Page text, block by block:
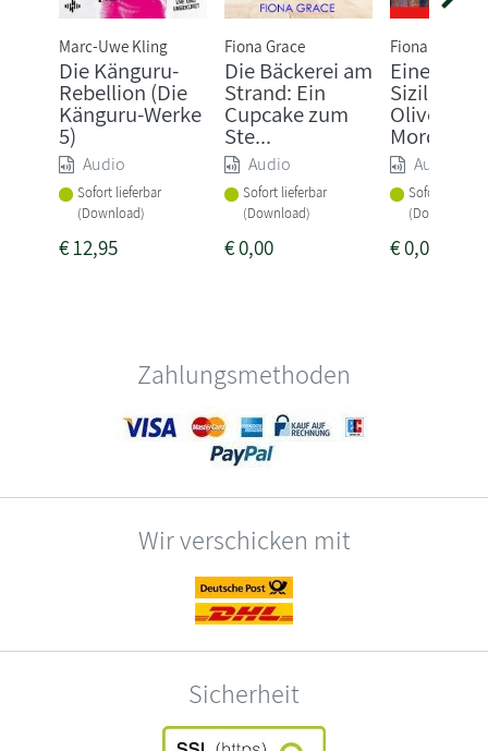
Marc-Uwe Kling
Die Känguru-
Rebellion (Die
Känguru-Werke
5)
Audio
Sofort lieferbar
(Download)
€12,95
Fiona Grace
Die Bäckerei am
Strand: Ein
Cupcake zum
Ste...
Audio
Sofort lieferbar
(Download)
€0,00
Fiona Grace
Eine Villa
Sizilien:
Olivenöl
Mord (...
Audio
Sofort
(Download)
€0,00
Zahlungsmethoden
Wir verschicken mit
Sicherheit